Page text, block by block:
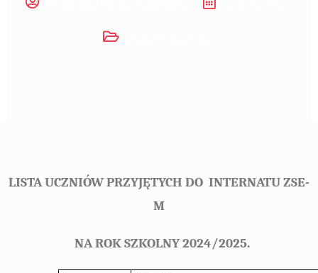
LISTA UCZNIÓW PRZYJĘTYCH DO INTERNATU ZSE-
M
NA ROK SZKOLNY 2024/2025.